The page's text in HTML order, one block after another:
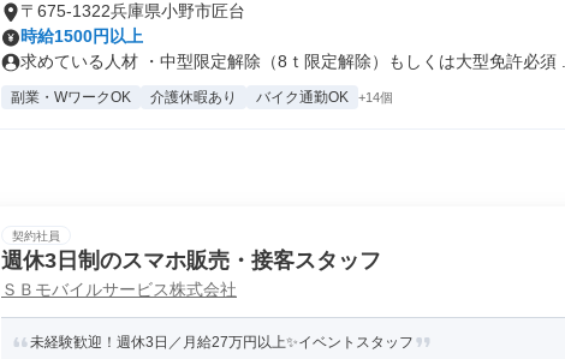
〒675-1322兵庫県小野市匠台
時給1500円以上
求めている人材 ・中型限定解除（8ｔ限定解除）もしくは大型免許必須 ...
副業・WワークOK 介護休暇あり バイク通勤OK +14個
契約社員
週休3日制のスマホ販売・接客スタッフ
ＳＢモバイルサービス株式会社
未経験歓迎！週休3日／月給27万円以上✨イベントスタッフ